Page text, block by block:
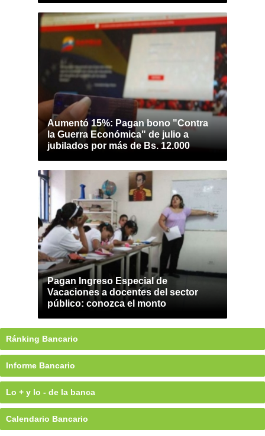
Aumentó 15%: Pagan bono "Contra
la Guerra Económica" de julio a
jubilados por más de Bs. 12.000
Pagan Ingreso Especial de
Vacaciones a docentes del sector
público: conozca el monto
Ránking Bancario
Informe Bancario
Lo + y lo - de la banca
Calendario Bancario